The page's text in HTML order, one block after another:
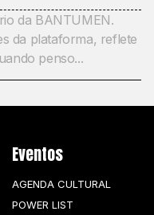
da BANTUMEN.
da plataforma, reflete
penso...
Eventos
AGENDA CULTURAL
POWER LIST